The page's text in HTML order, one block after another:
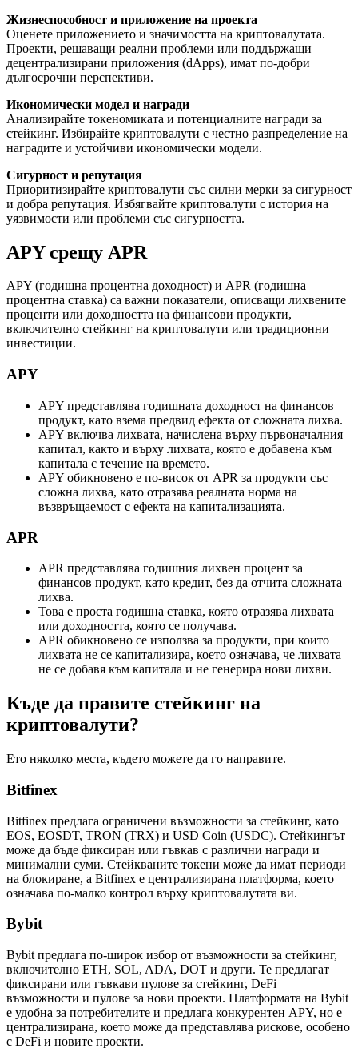
Жизнеспособност и приложение на проекта
Оценете приложението и значимостта на криптовалутата.
Проекти, решаващи реални проблеми или поддържащи
децентрализирани приложения (dApps), имат по-добри
дългосрочни перспективи.
Икономически модел и награди
Анализирайте токеномиката и потенциалните награди за
стейкинг. Избирайте криптовалути с честно разпределение на
наградите и устойчиви икономически модели.
Сигурност и репутация
Приоритизирайте криптовалути със силни мерки за сигурност
и добра репутация. Избягвайте криптовалути с история на
уязвимости или проблеми със сигурността.
APY срещу APR
APY (годишна процентна доходност) и APR (годишна
процентна ставка) са важни показатели, описващи лихвените
проценти или доходността на финансови продукти,
включително стейкинг на криптовалути или традиционни
инвестиции.
APY
APY представлява годишната доходност на финансов
продукт, като взема предвид ефекта от сложната лихва.
APY включва лихвата, начислена върху първоначалния
капитал, както и върху лихвата, която е добавена към
капитала с течение на времето.
APY обикновено е по-висок от APR за продукти със
сложна лихва, като отразява реалната норма на
възвръщаемост с ефекта на капитализацията.
APR
APR представлява годишния лихвен процент за
финансов продукт, като кредит, без да отчита сложната
лихва.
Това е проста годишна ставка, която отразява лихвата
или доходността, която се получава.
APR обикновено се използва за продукти, при които
лихвата не се капитализира, което означава, че лихвата
не се добавя към капитала и не генерира нови лихви.
Къде да правите стейкинг на
криптовалути?
Ето няколко места, където можете да го направите.
Bitfinex
Bitfinex предлага ограничени възможности за стейкинг, като
EOS, EOSDT, TRON (TRX) и USD Coin (USDC). Стейкингът
може да бъде фиксиран или гъвкав с различни награди и
минимални суми. Стейкваните токени може да имат периоди
на блокиране, а Bitfinex е централизирана платформа, което
означава по-малко контрол върху криптовалутата ви.
Bybit
Bybit предлага по-широк избор от възможности за стейкинг,
включително ETH, SOL, ADA, DOT и други. Те предлагат
фиксирани или гъвкави пулове за стейкинг, DeFi
възможности и пулове за нови проекти. Платформата на Bybit
е удобна за потребителите и предлага конкурентен APY, но е
централизирана, което може да представлява рискове, особено
с DeFi и новите проекти.